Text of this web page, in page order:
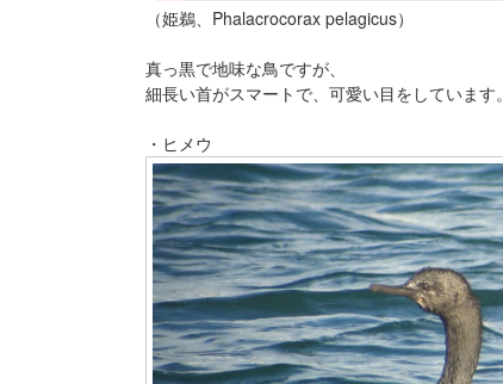
（姫鵜、Phalacrocorax pelagicus）
真っ黒で地味な鳥ですが、
細長い首がスマートで、可愛い目をしています。
・ヒメウ